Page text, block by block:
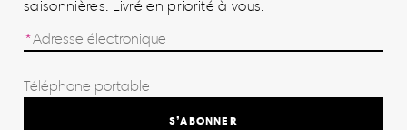
saisonnières. Livré en priorité à vous.
S’ABONNER